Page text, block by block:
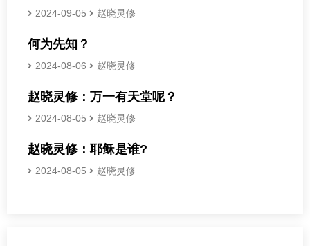
2024-09-05 赵晓灵修
何为先知？
2024-08-06 赵晓灵修
赵晓灵修：万一有天堂呢？
2024-08-05 赵晓灵修
赵晓灵修：耶稣是谁?
2024-08-05 赵晓灵修